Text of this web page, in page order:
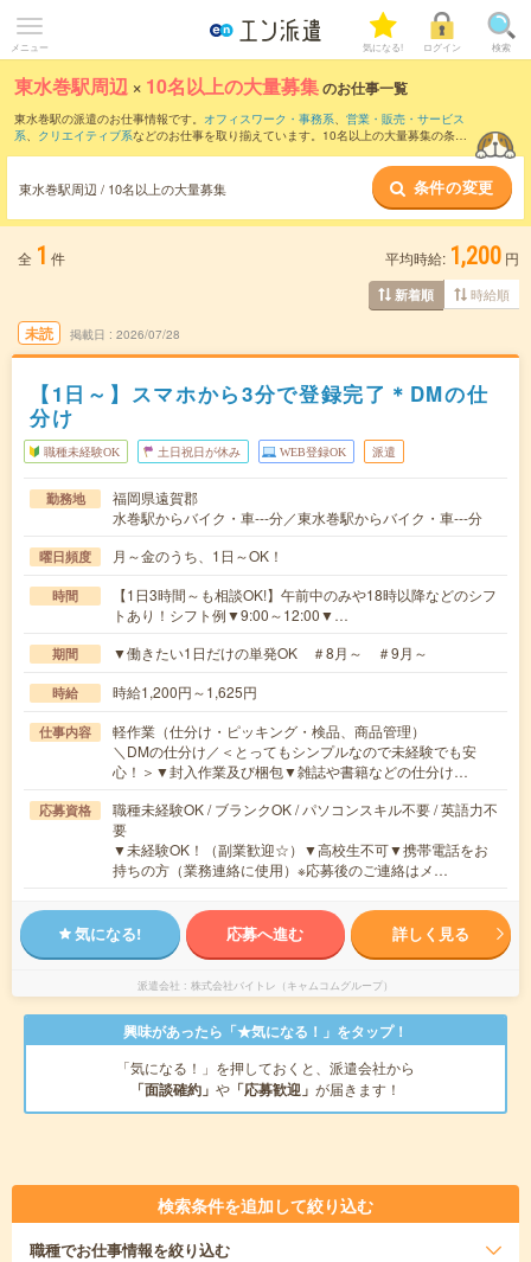
メニュー 気になる! ログイン 検索
東水巻駅周辺 × 10名以上の大量募集のお仕事一覧
東水巻駅の派遣のお仕事情報です。 オフィスワーク・事務系、 営業・販売・サービス
系、 クリエイティブ系などのお仕事を取り揃えています。10名以上の大量募集の条件
東水巻駅周辺 / 10名以上の大量募集 条件の変更
全 1 件 平均時給: 1,200 円
新着順 時給順
未読 掲載日 2026/07/28
【1日～】スマホから3分で登録完了＊DMの仕
分け
職種未経験OK 土日祝日が休み WEB登録OK 派遣
勤務地
福岡県遠賀郡
水巻駅からバイク・車---分／東水巻駅からバイク・車---分
曜日頻度 月～金のうち、1日～OK！
時間
【1日3時間～も相談OK!】午前中のみや18時以降などのシフ
トあり！シフト例▼9:00～12:00▼…
期間 ▼働きたい1日だけの単発OK ＃8月～ ＃9月～
時給 時給1,200円～1,625円
仕事内容
軽作業（仕分け・ピッキング・検品、商品管理）
＼DMの仕分け／＜とってもシンプルなので未経験でも安
心！＞▼封入作業及び梱包▼雑誌や書籍などの仕分け…
応募資格
職種未経験OK / ブランクOK / パソコンスキル不要 / 英語力不
要
▼未経験OK！（副業歓迎☆）▼高校生不可▼携帯電話をお
持ちの方（業務連絡に使用）※応募後のご連絡はメ…
気になる! 応募へ進む 詳しく見る
派遣会社 株式会社バイトレ（キャムコムグループ）
興味があったら「★気になる！」をタップ！
「気になる！」を押しておくと、派遣会社から
「面談確約」 や 「応募歓迎」 が届きます！
検索条件を追加して絞り込む
職種でお仕事情報を絞り込む